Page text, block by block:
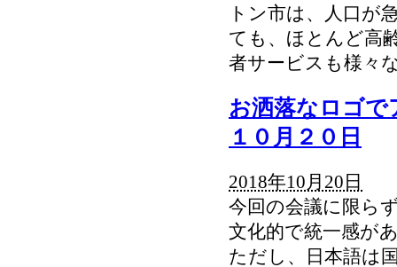
トン市は、人口が
ても、ほとんど高
者サービスも様々
お洒落なロゴ
１０月２０日
2018年10月20日
今回の会議に限ら
文化的で統一感が
ただし、日本語は